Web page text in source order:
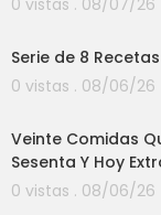
0 vistas . 08/07/26
Serie de 8
0 vistas . 08/06/26
Veinte Comidas
Sesenta Y Hoy
0 vistas . 08/06/26